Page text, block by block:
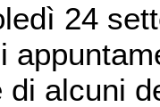
24
di alcuni